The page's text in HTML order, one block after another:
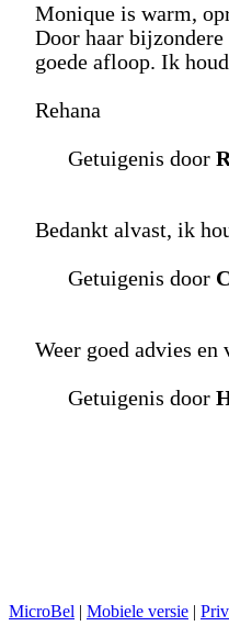
Monique is warm,
Door haar
goede afloop. Ik
Rehana
Getuigenis door
Bedankt alvast, ik
Getuigenis door
Weer goed advies
Getuigenis door
MicroBel | Mobiele versie |